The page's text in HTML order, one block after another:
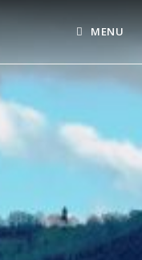
MENU